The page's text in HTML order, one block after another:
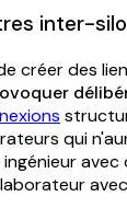
inter-
créer des
qui
avec